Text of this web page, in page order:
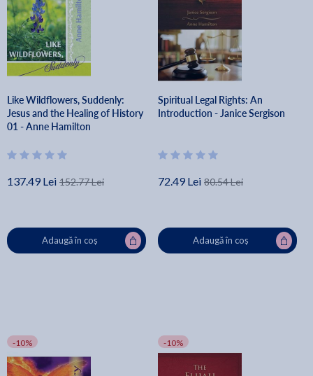
Like Wildflowers, Suddenly:
Jesus and the Healing of History
01 - Anne Hamilton
137.49 Lei 152.77 Lei
Adaugă în coș
Spiritual Legal Rights: An
Introduction - Janice Sergison
72.49 Lei 80.54 Lei
Adaugă în coș
-10% -10%